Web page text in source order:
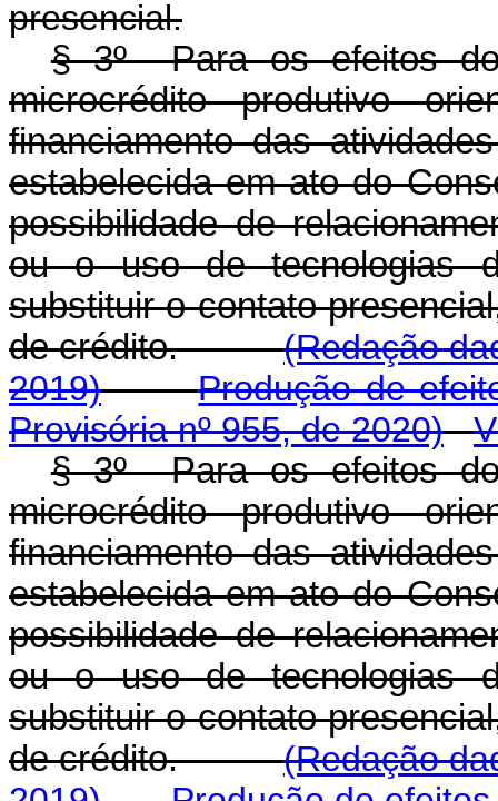
presencial.
§ 3º Para os efeitos do
microcrédito produtivo
financiamento das
estabelecida em ato do
possibilidade de
ou o uso de tecnologias
substituir o contato
de crédito.(Redação
2019)
Produção de
Provisória nº 955, de 2020)
§ 3º Para os efeitos do
microcrédito produtivo
financiamento das
estabelecida em ato do
possibilidade de
ou o uso de tecnologias
substituir o contato
de crédito.(Redação